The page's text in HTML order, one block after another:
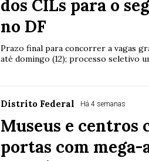
dos CILs para o
no DF
Prazo final para concorrer a vagas
até domingo (12); processo seletivo
Distrito Federal Há 4 semanas
Museus e centros
portas com mega-